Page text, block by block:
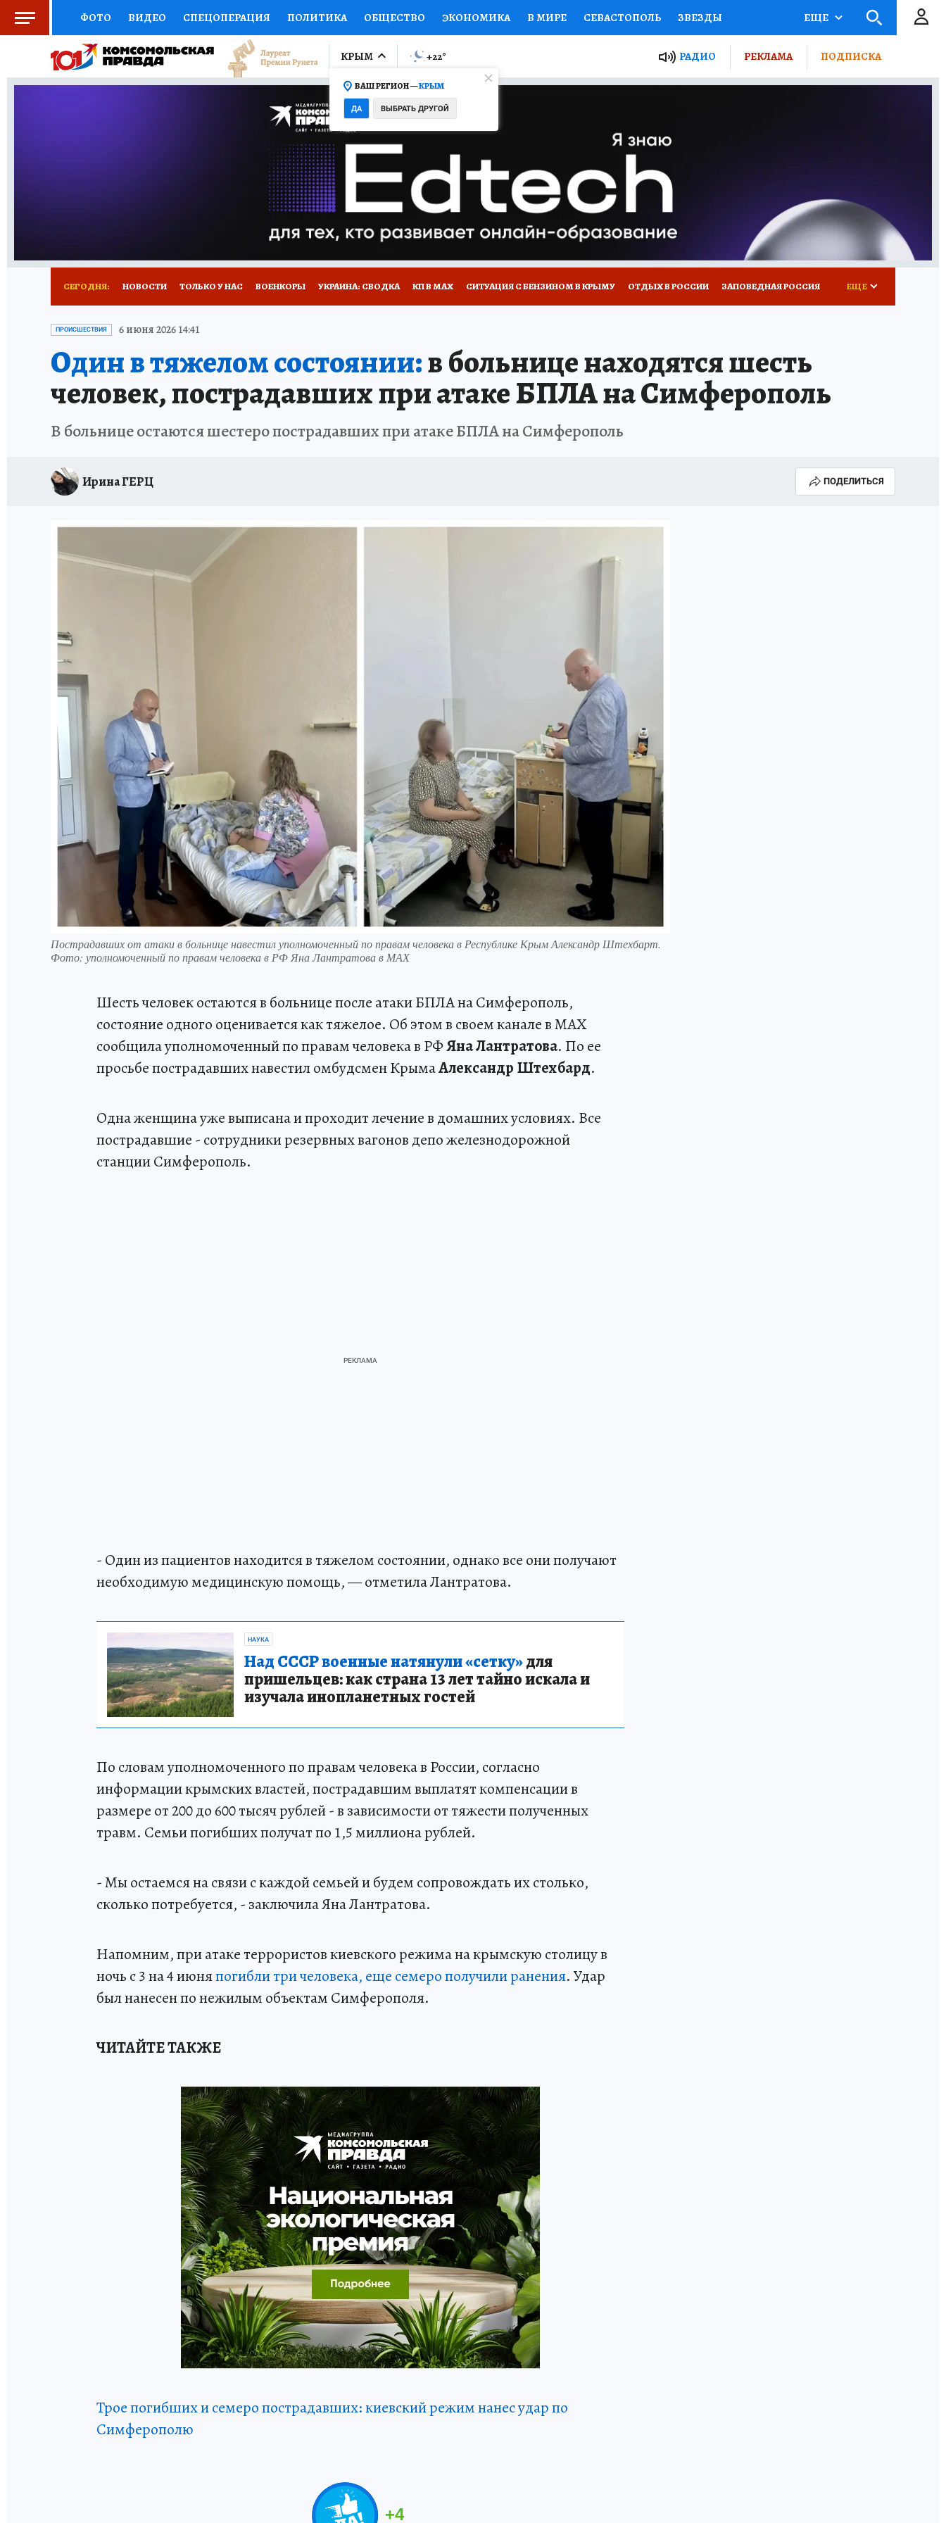
ФОТО ВИДЕО СПЕЦОПЕРАЦИЯ ПОЛИТИКА ОБЩЕСТВО ЭКОНОМИКА В МИРЕ СЕВАСТОПОЛЬ ЗВЕЗДЫ
ЗДОРОВЬЕ СОЦПОДДЕРЖКА НАУКА СПОРТ КОЛУМНИСТЫ НАЦИОНАЛЬНЫЕ ПРОЕКТЫ РОССИИ
ВЫБОР ЭКСПЕРТОВ ДОКТОР ФИНАНСЫ ОТКРЫВАЕМ МИР СЕМЬЯ ЖЕНСКИЕ СЕКРЕТЫ ПУТЕВОДИТЕЛЬ
ПРОГНОЗЫ НА СПОРТ ПРОМОКОДЫ СЕРИАЛЫ
ТЕЛЕВИЗОР КОНКУРСЫ РАБОТА У НАС ГИД ПОТРЕБИТЕЛЯ
НОВОЕ НА САЙТЕ
ЕЩЕ
КРЫМ
ВАШ РЕГИОН —КРЫМ
ДА ВЫБРАТЬ ДРУГОЙ
+22° РАДИО РЕКЛАМА ПОДПИСКА
СЕГОДНЯ: НОВОСТИ ТОЛЬКО У НАС ВОЕНКОРЫ УКРАИНА: СВОДКА КП В МАХ СИТУАЦИЯ С БЕНЗИНОМ В КРЫМУ ОТДЫХ В РОССИИ ЗАПОВЕДНАЯ РОССИЯ
СИТУАЦИЯ С МАЗУТОМ В КРЫМУ
ЕЩЕ
ПРОИСШЕСТВИЯ 6 июня 2026 14:41
Один в тяжелом состоянии:в больнице находятся шесть
человек, пострадавших при атаке БПЛА на Симферополь
В больнице остаются шестеро пострадавших при атаке БПЛА на Симферополь
Ирина ГЕРЦ ПОДЕЛИТЬСЯ
Пострадавших от атаки в больнице навестил уполномоченный по правам человека в Республике Крым Александр Штехбарт.
Фото: уполномоченный по правам человека в РФ Яна Лантратова в МАХ
Шесть человек остаются в больнице после атаки БПЛА на Симферополь,
состояние одного оценивается как тяжелое. Об этом в своем канале в МАХ
сообщила уполномоченный по правам человека в РФЯна Лантратова. По ее
просьбе пострадавших навестил омбудсмен КрымаАлександр Штехбард.
Одна женщина уже выписана и проходит лечение в домашних условиях. Все
пострадавшие - сотрудники резервных вагонов депо железнодорожной
станции Симферополь.
- Один из пациентов находится в тяжелом состоянии, однако все они получают
необходимую медицинскую помощь, — отметила Лантратова.
НАУКА
Над СССР военные натянули «сетку»для
пришельцев: как страна 13 лет тайно искала и
изучала инопланетных гостей
По словам уполномоченного по правам человека в России, согласно
информации крымских властей, пострадавшим выплатят компенсации в
размере от 200 до 600 тысяч рублей - в зависимости от тяжести полученных
травм. Семьи погибших получат по 1,5 миллиона рублей.
- Мы остаемся на связи с каждой семьей и будем сопровождать их столько,
сколько потребуется, - заключила Яна Лантратова.
Напомним, при атаке террористов киевского режима на крымскую столицу в
ночь с 3 на 4 июняпогибли три человека, еще семеро получили ранения. Удар
был нанесен по нежилым объектам Симферополя.
ЧИТАЙТЕ ТАКЖЕ
Трое погибших и семеро пострадавших: киевский режим нанес удар по
Симферополю
+4